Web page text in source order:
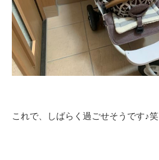
これで、しばらく過ごせそうです♪笑